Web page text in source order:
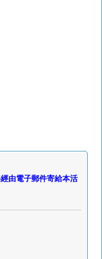
電子郵件寄給本活